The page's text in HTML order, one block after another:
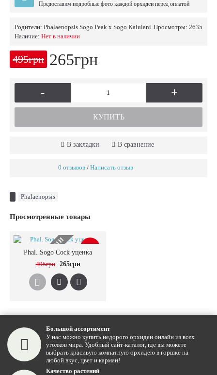
Предоставим подробные фото каждой орхидеи перед оплатой
Просмотры: 2635
Родители: Phalaenopsis Sogo Peak x Sogo Kaiulani
Наличие: Нет в наличии
495грн 265грн
- +
КУПИТЬ
В закладки В сравнение
0 отзывов / Написать отзыв
Phalaenopsis
Просмотренные товары
НЕТ В НАЛИЧИИ
Phal. Sogo Cock уценка
495грн
265грн
Большой ассортимент
У нас можно купить недорого орхидеи онлайн из всех
уголков мира. Удобный сайт-каталог, где вы можете
выбрать красивую комнатную орхидею в горшке на
любой вкус, цвет и карман!
Качество растений